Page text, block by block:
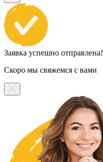
Заявка успешно отправлена!
Скоро мы свяжемся с вами